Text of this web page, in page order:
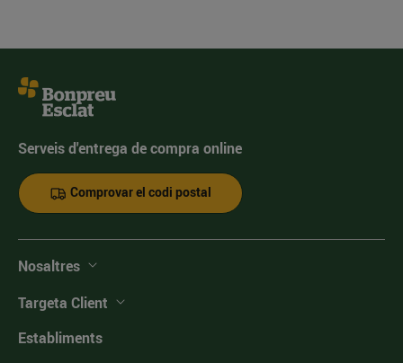
Serveis d'entrega de compra online
Comprovar el codi postal
Nosaltres
Targeta Client
Establiments